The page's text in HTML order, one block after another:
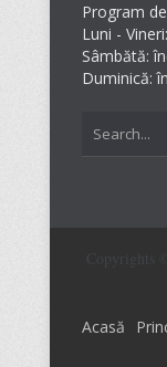
Program
Luni -
Sâmbătă:
Duminică:
Copyrights
Acasă